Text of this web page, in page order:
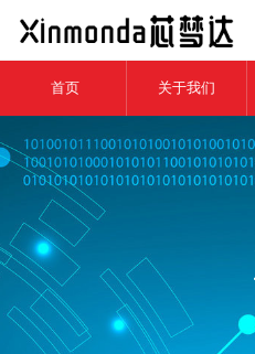
首页 关于我们